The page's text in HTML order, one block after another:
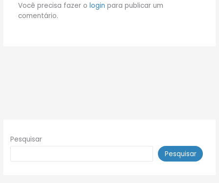
Você precisa fazer o login para publicar um
comentário.
Pesquisar
Pesquisar